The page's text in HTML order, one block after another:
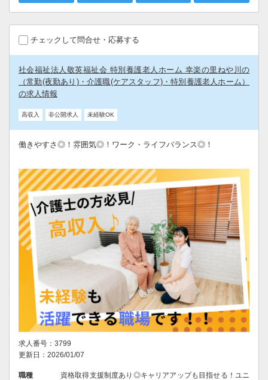
チェックして問合せ・応募する
社会福祉法人敬英福祉会 特別養護老人ホーム 幸楽の里ねや川の
（常勤(夜勤あり)・介護職(ケアスタッフ)・特別養護老人ホーム）
の求人情報
高収入 非公開求人 未経験OK
働きやすさ◎！雰囲気◎！ワーク・ライフバランス◎！
求人番号：3799
更新日：2026/01/07
職種
資格取得支援制度あり◎キャリアアップも目指せる！ユニ